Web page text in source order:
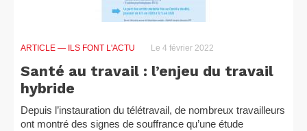
ARTICLE — ILS FONT L'ACTU Le 4 février 2022
Santé au travail : l’enjeu du travail
hybride
Depuis l’instauration du télétravail, de nombreux travailleurs
ont montré des signes de souffrance qu’une étude